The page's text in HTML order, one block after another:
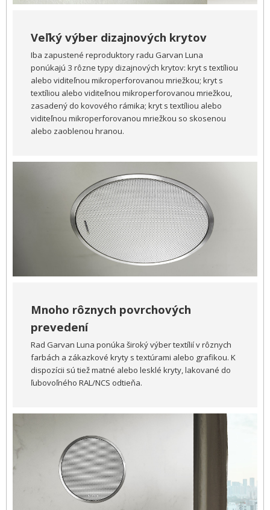
Veľký výber dizajnových krytov
Iba zapustené reproduktory radu Garvan Luna
ponúkajú 3 rôzne typy dizajnových krytov: kryt s textíliou
alebo viditeľnou mikroperforovanou mriežkou; kryt s
textíliou alebo viditeľnou mikroperforovanou mriežkou,
zasadený do kovového rámika; kryt s textíliou alebo
viditeľnou mikroperforovanou mriežkou so skosenou
alebo zaoblenou hranou.
Mnoho rôznych povrchových
prevedení
Rad Garvan Luna ponúka široký výber textílií v rôznych
farbách a zákazkové kryty s textúrami alebo grafikou. K
dispozícii sú tiež matné alebo lesklé kryty, lakované do
ľubovoľného RAL/NCS odtieňa.